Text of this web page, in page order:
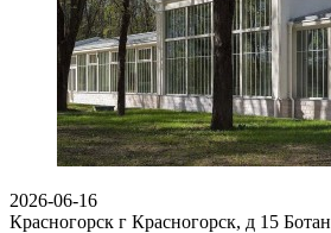
2026-06-16
Красногорск г Красногорск, д 15